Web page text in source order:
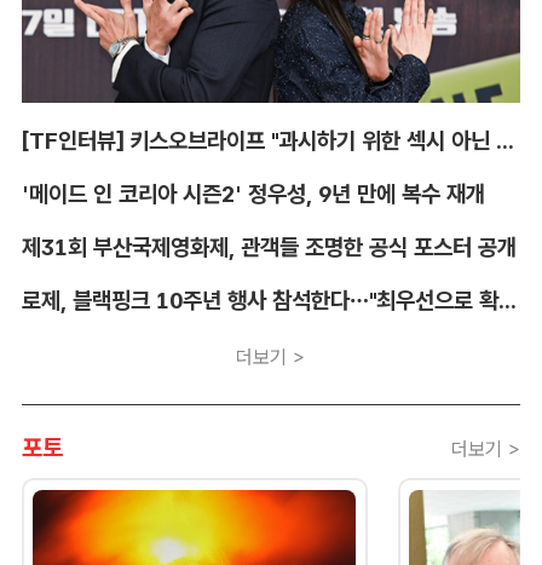
[TF인터뷰] 키스오브라이프 "과시하기 위한 섹시 아닌 당당함"
'메이드 인 코리아 시즌2' 정우성, 9년 만에 복수 재개
제31회 부산국제영화제, 관객들 조명한 공식 포스터 공개
로제, 블랙핑크 10주년 행사 참석한다…"최우선으로 확정"
더보기 >
포토 더보기 >